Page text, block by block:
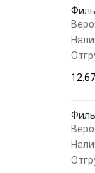
12.67